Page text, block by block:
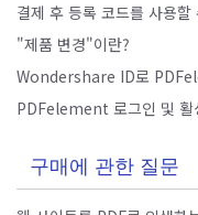
AI PDF 요약기
PDF 전자 서명
결제 후 등록 코드를 사용
"제품 변경"이란?
Wondershare ID로
PDFelement 로그인 및 활
구매에 관한 질문